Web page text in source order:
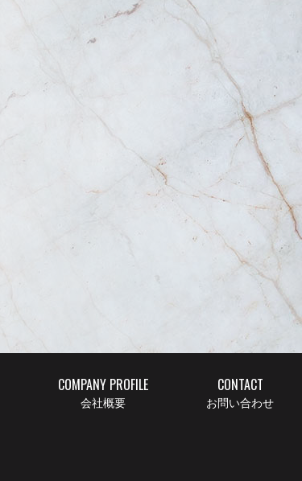
COMPANY PROFILE
会社概要
CONTACT
お問い合わせ